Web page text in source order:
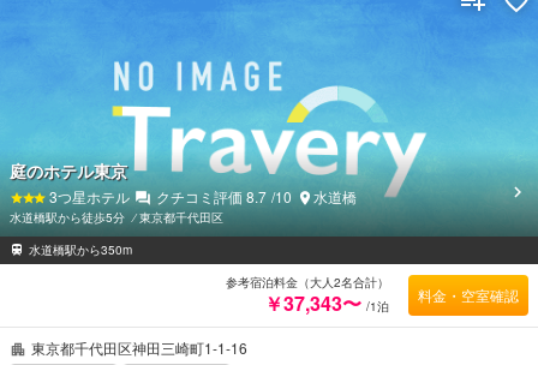
ン類, タオル, ワイヤレス インターネット, 無料Wi-Fi のご用意があります。 お休み前にはサウナ,
東京都千代田区神田三崎町1-1-16
庭のホテル東京
3つ星ホテル クチコミ評価 8.7 /10 水道橋
水道橋駅から徒歩5分 ⁄東京都千代田区
水道橋駅から350m
参考宿泊料金（大人2名合計）
￥37,343〜 /1泊
料金・空室確認